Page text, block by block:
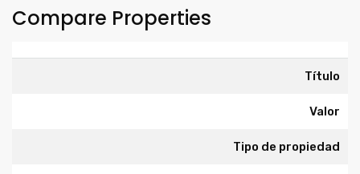
Compare Properties
Título
Valor
Tipo de propiedad